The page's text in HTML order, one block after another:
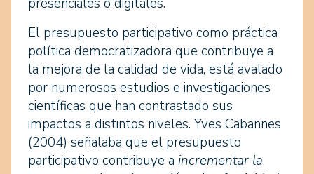
El presupuesto participativo como práctica
política democratizadora que contribuye a
la mejora de la calidad de vida, está avalado
por numerosos estudios e investigaciones
científicas que han contrastado sus
impactos a distintos niveles. Yves Cabannes
(2004) señalaba que el presupuesto
participativo contribuye a incrementar la